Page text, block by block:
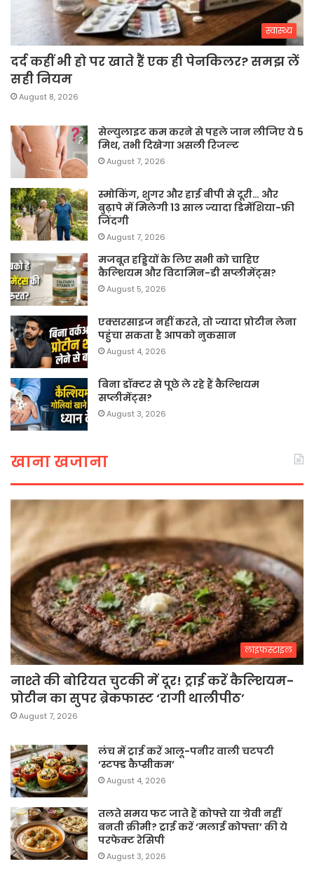
स्वास्थ्य
दर्द कहीं भी हो पर खाते हैं एक ही पेनकिलर? समझ लें
सही नियम
August 8, 2026
सेल्युलाइट कम करने से पहले जान लीजिए ये 5
मिथ, तभी दिखेगा असली रिजल्ट
August 7, 2026
स्मोकिंग, शुगर और हाई बीपी से दूरी… और
बुढ़ापे में मिलेगी 13 साल ज्यादा डिमेंशिया-फ्री
जिंदगी
August 7, 2026
मजबूत हड्डियों के लिए सभी को चाहिए
कैल्शियम और विटामिन-डी सप्लीमेंट्स?
August 5, 2026
एक्सरसाइज नहीं करते, तो ज्यादा प्रोटीन लेना
पहुंचा सकता है आपको नुकसान
August 4, 2026
बिना डॉक्टर से पूछे ले रहे हैं कैल्शियम
सप्लीमेंट्स?
August 3, 2026
खाना खजाना
लाइफस्टाइल
नाश्ते की बोरियत चुटकी में दूर! ट्राई करें कैल्शियम-
प्रोटीन का सुपर ब्रेकफास्ट ‘रागी थालीपीठ’
August 7, 2026
लंच में ट्राई करें आलू-पनीर वाली चटपटी
‘स्टफ्ड कैप्सीकम’
August 4, 2026
तलते समय फट जाते हैं कोफ्ते या ग्रेवी नहीं
बनती क्रीमी? ट्राई करें ‘मलाई कोफ्ता’ की ये
परफेक्ट रेसिपी
August 3, 2026